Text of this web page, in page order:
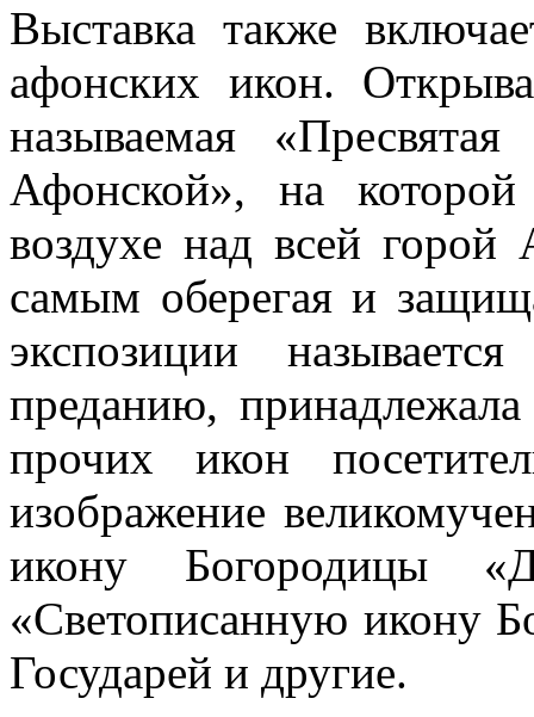
Выставка также
афонских икон.
называемая
Афонской», на
воздухе над всей
самым оберегая и
экспозиции
преданию,
прочих икон
изображение
икону Богородицы
«Светописанную икону
Государей и другие.